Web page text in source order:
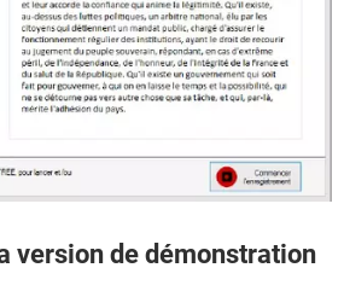
version de démonstration